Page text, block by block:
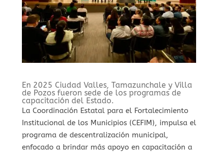
En 2025 Ciudad Valles, Tamazunchale y Villa
de Pozos fueron sede de los programas de
capacitación del Estado.
La Coordinación Estatal para el Fortalecimiento
Institucional de los Municipios (CEFIM), impulsa el
programa de descentralización municipal,
enfocado a brindar más apoyo en capacitación a